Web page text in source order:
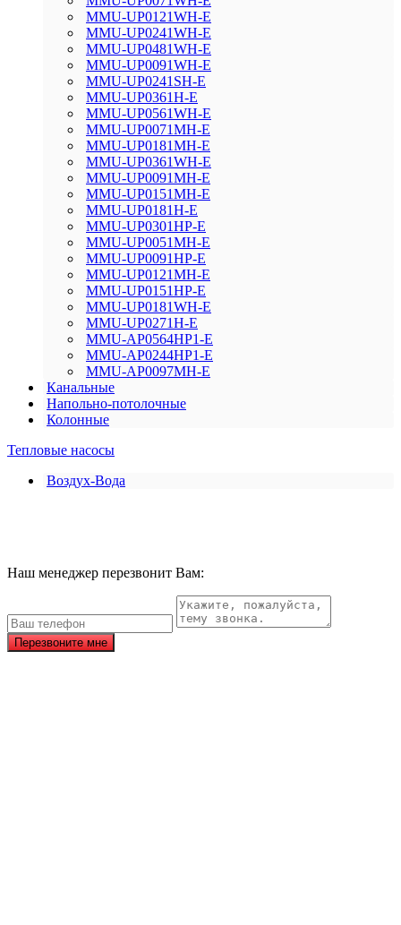
MMU-UP0121WH-E
MMU-UP0241WH-E
MMU-UP0481WH-E
MMU-UP0091WH-E
MMU-UP0241SH-E
MMU-UP0361H-E
MMU-UP0561WH-E
MMU-UP0071MH-E
MMU-UP0181MH-E
MMU-UP0361WH-E
MMU-UP0091MH-E
MMU-UP0151MH-E
MMU-UP0181H-E
MMU-UP0301HP-E
MMU-UP0051MH-E
MMU-UP0091HP-E
MMU-UP0121MH-E
MMU-UP0151HP-E
MMU-UP0181WH-E
MMU-UP0271H-E
MMU-AP0564HP1-E
MMU-AP0244HP1-E
MMU-AP0097MH-E
Канальные
Напольно-потолочные
Колонные
Тепловые насосы
Воздух-Вода
Наш менеджер перезвонит Вам:
Перезвоните мне